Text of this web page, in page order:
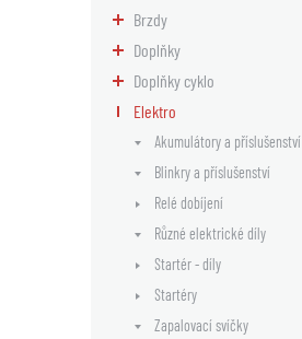
Brzdy
Doplňky
Doplňky cyklo
Elektro
Akumulátory a příslušenství
Blinkry a příslušenství
Relé dobíjení
Různé elektrické díly
Startér - díly
Startéry
Zapalovací svíčky